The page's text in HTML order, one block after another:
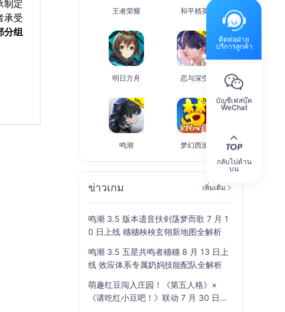
制定
承受
分组
王者荣耀 和平精英
明日方舟 恋与深空
鸣潮 梦幻西游
ข่าวเกม เพิ่มเติม
鸣潮 3.5 版本遗音扶剑荡梦而歌 7 月 1
0 日上线 穗穗秧秧玄翎新地图全解析
鸣潮 3.5 五星共鸣者穗穗 8 月 13 日上
线 效应体系专属奶妈技能配队全解析
萌趣红豆闯入庄园！《第五人格》×
《请吃红小豆吧！》联动 7 月 30 日开
ติดต่อฝ่าย
บริการลูกค้า
บัญชีเฟสบุ๊ค
WeChat
กลับไปด้าน
บน